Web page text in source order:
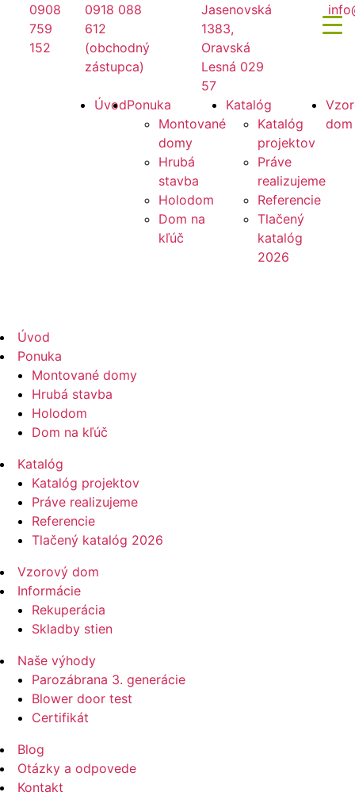
Preskočiť
obsah
0908
759
152
0918 088
612
(obchodný
zástupca)
Jasenovská
1383,
Oravská
Lesná 029
57
Mirano
ÚvodPonuka
Montované
domy
Hrubá
stavba
Holodom
Dom na
kľúč
Katalóg
Katalóg
projektov
Práve
realizujeme
Referencie
Tlačený
katalóg
2026
dom
Úvod
Ponuka
Montované domy
Hrubá stavba
Holodom
Dom na kľúč
Katalóg
Katalóg projektov
Práve realizujeme
Referencie
Tlačený katalóg 2026
Vzorový dom
Informácie
Rekuperácia
Skladby stien
Naše výhody
Parozábrana 3. generácie
Blower door test
Certifikát
Blog
Otázky a odpovede
Kontakt